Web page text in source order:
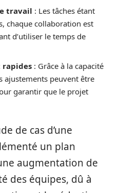
travail : Les tâches étant
chaque collaboration est
d’utiliser le temps de
rapides : Grâce à la capacité
ajustements peuvent être
garantir que le projet
de cas d’une
un plan
augmentation de
des équipes, dû à